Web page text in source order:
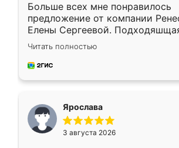
Больше всех мне понравилось
предложение от компании
Елены Сергеевой.
короткие сроки изготовления.
для замера сотрудник Владислав
предложил по моему эскизу
Читать полностью
Ярослава
3 августа 2026